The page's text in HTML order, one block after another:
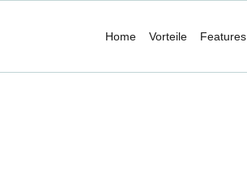
Home Vorteile Features